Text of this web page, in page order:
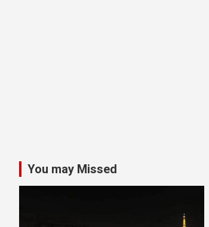
You may Missed